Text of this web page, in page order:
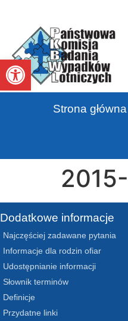
Otwórz pasek narzędzi
Strona główna
Dodatkowe informacje
Najczęściej zadawane pytania
Informacje dla rodzin ofiar
Udostępnianie informacji
Słownik terminów
Definicje
Przydatne linki